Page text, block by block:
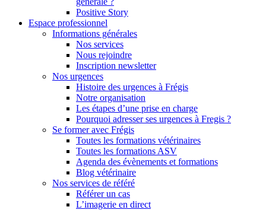
Positive Story
Espace professionnel
Informations générales
Nos services
Nous rejoindre
Inscription newsletter
Nos urgences
Histoire des urgences à Frégis
Notre organisation
Les étapes d’une prise en charge
Pourquoi adresser ses urgences à Fregis ?
Se former avec Frégis
Toutes les formations vétérinaires
Toutes les formations ASV
Agenda des évènements et formations
Blog vétérinaire
Nos services de référé
Référer un cas
L’imagerie en direct